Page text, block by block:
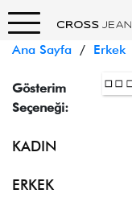
Ana Sayfa / Erkek
Gösterim
Seçeneği:
KADIN
ERKEK